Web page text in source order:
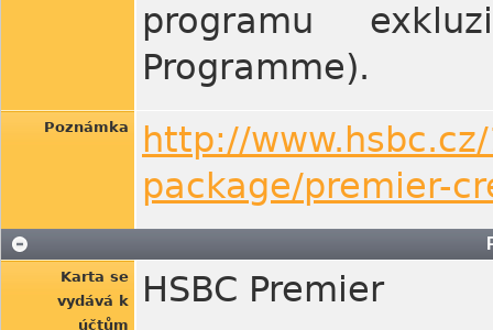
programu
Programme).
Poznámka
http://
package/premier-
Karta se
vydává k
účtům
HSBC Premier